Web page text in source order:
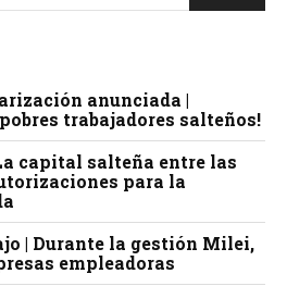
anunciada |
trabajadores salteños!
capital salteña entre las
para la
| Durante la gestión Milei,
empleadoras